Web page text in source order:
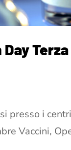
Day
presso i
Vaccini,